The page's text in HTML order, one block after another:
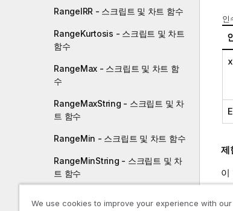
RangeIRR - 스크립트 및 차트 함수
RangeKurtosis - 스크립트 및 차트
함수
RangeMax - 스크립트 및 차트 함
수
RangeMaxString - 스크립트 및 차
트 함수
RangeMin - 스크립트 및 차트 함수
RangeMinString - 스크립트 및 차
트 함수
및 차트 함수
인
제
이
We use cookies to improve your experience with